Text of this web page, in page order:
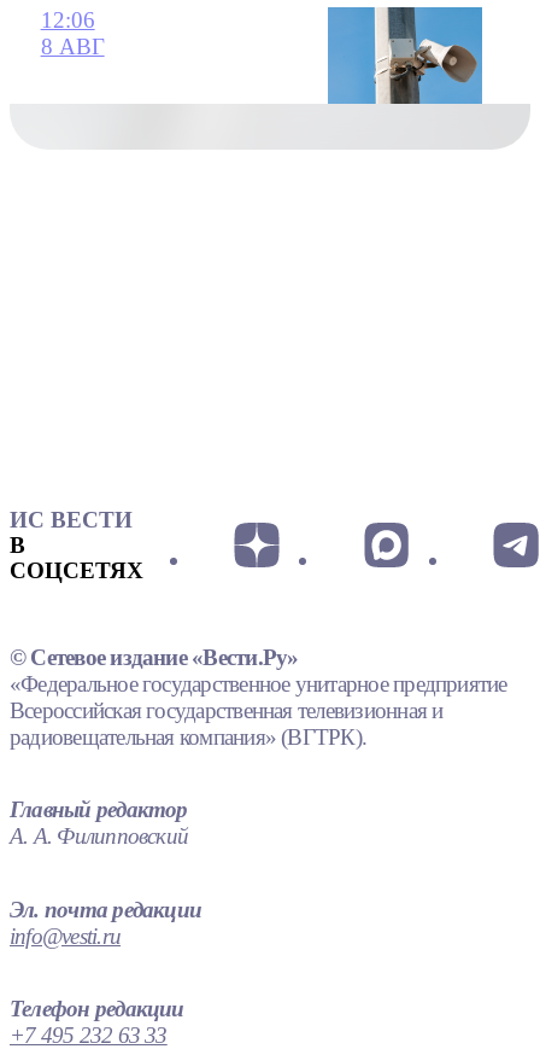
12:06
8 АВГ
ИС ВЕСТИ
В
СОЦСЕТЯХ
© Сетевое издание «Вести.Ру»
«Федеральное государственное унитарное предприятие
Всероссийская государственная телевизионная и
радиовещательная компания» (ВГТРК).
Главный редактор
А. А. Филипповский
Эл. почта редакции
info@vesti.ru
Телефон редакции
+7 495 232 63 33